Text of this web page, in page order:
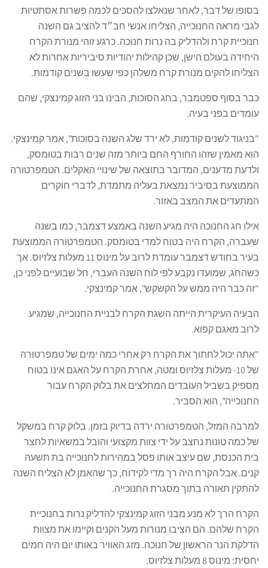
בסופו של דבר, לאחר שנאלצו להסכים לכמה פשרות אסתטיות
לגבי מראה החנוכייה, הצליחו אנשי חב״ד להציב גם השנה
חנוכיית קרח ולהדליק בה נרות חנוכה. כרגע זוהי מנורת הקרח
היחידה בעולם הישן, שכן קהילות יהודיות סיביריות אחרות לא
הצליחו להקים מנורת קרח משלהן כפי שעשו בשנים קודמות.
כבר בסוף ספטמבר, בחג הסוכות, הבינו בני הזוג קמינצקי, שהם
עומדים בפני בעיה.
"בניגוד לשנים קודמות, לא ירד שלג השנה בסוכות", אמר קמינצקי.
הוא מאמין שזהו החורף החם ביותר מזה שנים רבות בטומסק,
ולדעת מדענים, המדובר בתוצאה של שינויי האקלים. הטמפרטורה
הממוצעת בסיביר נמצאת בעליה מתמדת, לדברי חוקרים
המתעדים את המצב באזור.
אילו חג החנוכה היה מגיע השנה באמצע דצמבר, כמו בשנה
שעברה, הקרח היה בטוח למדי בטומסק. הטמפרטורה הממוצעת
בעיר בחודש דצמבר עומדת לרוב על מינוס 11 מעלות צלזיוס. אך
כשהחג, שמועדו נקבע לפי לוח השנה העברי, חל שבועיים לפני כן,
"זה כבר היה ממש על הקשקש", אמר קמינצקי.
הבעיה העיקרית הייתה השגת הקרח לבניית החנוכייה, שמגיע
לרוב מאגם קפוא.
"אתה יכול לחתוך את הקרח רק אחרי כמה ימים של טמפרטורה
של 10- מעלות צלזיוס ומטה, אחרת הקרח על האגם אינו בטוח
מספיק בשביל העובדים המחלצים את בלוק הקרח עבור
החנוכייה", הוא הסביר.
למרבה המזל, הטמפרטורה ירדה בדיוק בזמן. בלוק קרח במשקל
של כמה טונות נחצב על ידי צוות מקצועי והובל במשאיות לחצר
בית הכנסת, שם עיצב אותו פסל במהירות לחנוכייה בת תשעה
קנים. אבל הקרח היה רך מדי לקידוח, כך שהאמן לא הצליח השנה
להתקין תאורה בתוך מסגרת החנוכייה.
הקרח הרך לא מנע מבני הזוג קמינצקי להדליק נרות בחנוכיית
הקרח שלהם. הם הציבו מנורות מעל הקנים וקיימו את מצוות
הדלקת הנר הראשון של חנוכה. מזג האוויר באותו יום היה חמים
יחסית: מינוס 8 מעלות צלזיוס.